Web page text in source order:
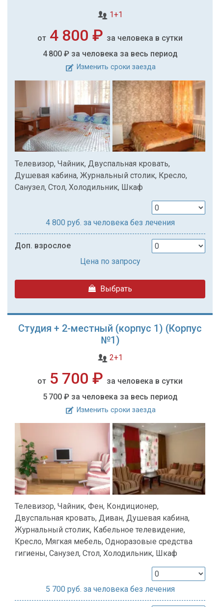
1+1
от 4 800 ₽ за человека в сутки
4 800 ₽ за человека за весь период
Изменить сроки заезда
Телевизор, Чайник, Двуспальная кровать,
Душевая кабина, Журнальный столик, Кресло,
Санузел, Стол, Холодильник, Шкаф
4 800 руб. за человека без лечения
Доп. взрослое
Цена по запросу
Выбрать
Студия + 2-местный (корпус 1) (Корпус
№1)
2+1
от 5 700 ₽ за человека в сутки
5 700 ₽ за человека за весь период
Изменить сроки заезда
Телевизор, Чайник, Фен, Кондиционер,
Двуспальная кровать, Диван, Душевая кабина,
Журнальный столик, Кабельное телевидение,
Кресло, Мягкая мебель, Одноразовые средства
гигиены, Санузел, Стол, Холодильник, Шкаф
5 700 руб. за человека без лечения